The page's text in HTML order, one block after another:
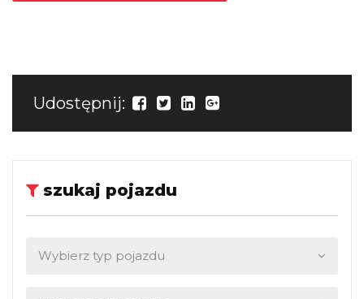
Udostępnij:
szukaj pojazdu